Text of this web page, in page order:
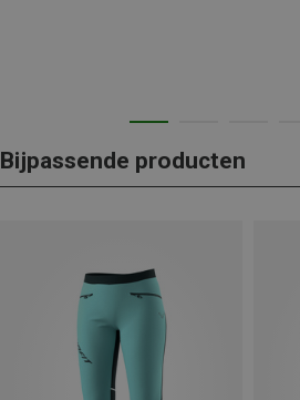
Bijpassende producten